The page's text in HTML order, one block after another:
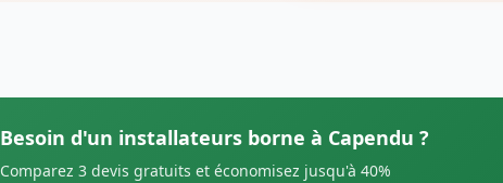
Besoin d'un installateurs borne à Capendu ?
Comparez 3 devis gratuits et économisez jusqu'à 40%